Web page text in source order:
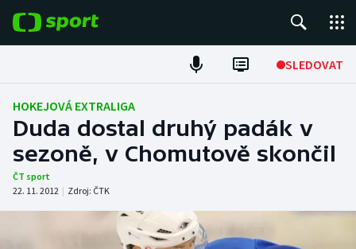
SLEDOVAT
Fotbal
Hokej
Tenis
Atletika
HOKEJOVÁ EXTRALIGA
Duda dostal druhý padák v
sezoně, v Chomutově skončil
ČT sport
22. 11. 2012 | Zdroj: ČTK